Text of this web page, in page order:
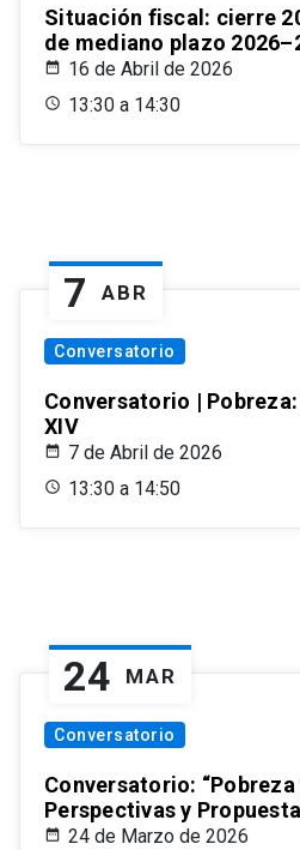
Situación fiscal: cierre
de mediano plazo
16 de Abril de 2026
13:30 a 14:30
7 ABR
Conversatorio
Conversatorio |
XIV
7 de Abril de 2026
13:30 a 14:50
24 MAR
Conversatorio
Conversatorio:
Perspectivas y
24 de Marzo de 2026